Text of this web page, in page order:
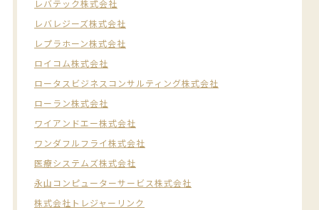
レバテック株式会社
レバレジーズ株式会社
レプラホーン株式会社
ロイコム株式会社
ロータスビジネスコンサルティング株式会社
ローラン株式会社
ワイアンドエー株式会社
ワンダフルフライ株式会社
医療システムズ株式会社
永山コンピューターサービス株式会社
株式会社トレジャーリンク